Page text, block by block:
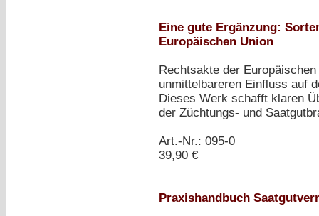
Eine gute Ergänzung:
Europäischen Union
Rechtsakte der
unmittelbareren Einfluss auf
Dieses Werk schafft klaren
der Züchtungs- und
Art.-Nr.: 095-0
39,90 €
Praxishandbuch